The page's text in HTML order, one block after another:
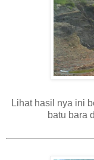
Lihat hasil nya ini
batu bara